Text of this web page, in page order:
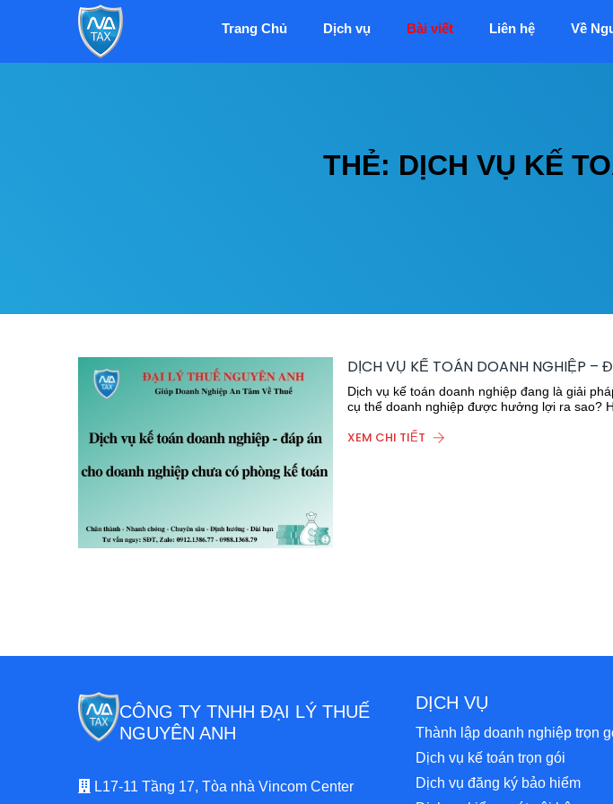
Trang Chủ Dịch vụ Bài viết Liên hệ Về
THẺ: DỊCH VỤ KẾ
DỊCH VỤ KẾ TOÁN DOANH NGHIỆP –
Dịch vụ kế toán doanh nghiệp đang là giải
cụ thể doanh nghiệp được hưởng lợi ra sao?
XEM CHI TIẾT
CÔNG TY TNHH ĐẠI LÝ THUẾ
NGUYÊN ANH
L17-11 Tầng 17, Tòa nhà Vincom Center
DỊCH VỤ
Thành lập doanh nghiệp trọn
Dịch vụ kế toán trọn gói
Dịch vụ đăng ký bảo hiểm